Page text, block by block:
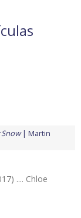
Martin
.... Chloe